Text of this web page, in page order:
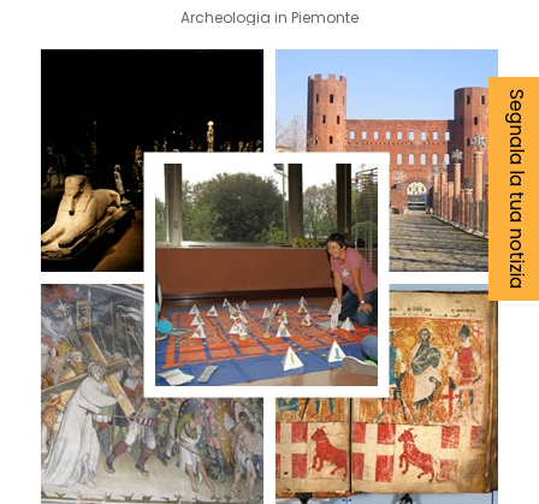
Archeologia in Piemonte
Segnala la tua notizia